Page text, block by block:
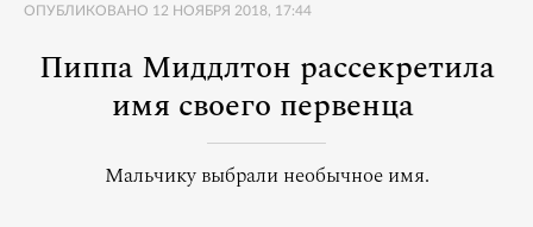
ОПУБЛИКОВАНО 12 НОЯБРЯ 2018, 17:44
Пиппа Миддлтон рассекретила
имя своего первенца
Мальчику выбрали необычное имя.